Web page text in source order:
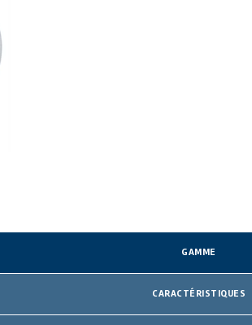
GAMME
CARACTÉRISTIQUES